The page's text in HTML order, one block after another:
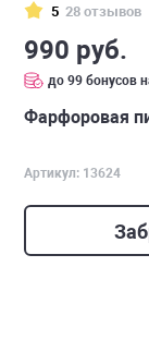
5 28 отзывов
990 руб.
до 99 бонусов
Фарфоровая
Артикул: 13624